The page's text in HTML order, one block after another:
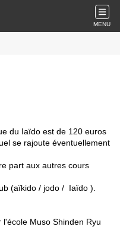
MENU
du Iaïdo est de 120 euros
se rajoute éventuellement
part aux autres cours
(aïkido / jodo / Iaïdo ).
Muso Shinden Ryu